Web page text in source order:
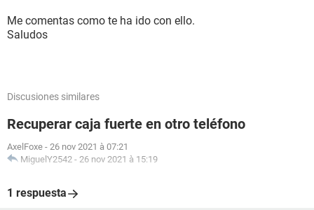
Me comentas como te ha ido con ello.
Saludos
Discusiones similares
Recuperar caja fuerte en otro teléfono
AxelFoxe - 26 nov 2021 à 07:21
MiguelY2542 - 26 nov 2021 à 15:19
1 respuesta